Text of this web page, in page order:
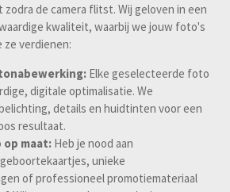
de camera flitst. Wij geloven in een
kwaliteit, waarbij we jouw foto's
ze verdienen:
Elke geselecteerde foto
digitale optimalisatie. We
details en huidtinten voor een
resultaat.
maat:Heb je nood aan
unieke
of professioneel promotiemateriaal